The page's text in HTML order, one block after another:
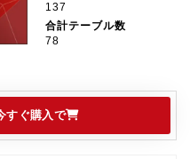
137
合計テーブル数
78
すぐ購入で